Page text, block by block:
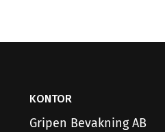
KONTOR
Gripen Bevakning AB